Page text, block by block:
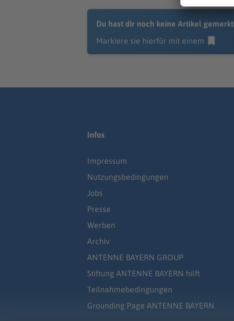
Du hast dir noch keine Artikel gemerkt
Markiere sie hierfür mit einem
Infos
Impressum
Nutzungsbedingungen
Jobs
Presse
Werben
Archiv
ANTENNE BAYERN GROUP
Stiftung ANTENNE BAYERN hilft
Teilnahmebedingungen
Grounding Page ANTENNE BAYERN